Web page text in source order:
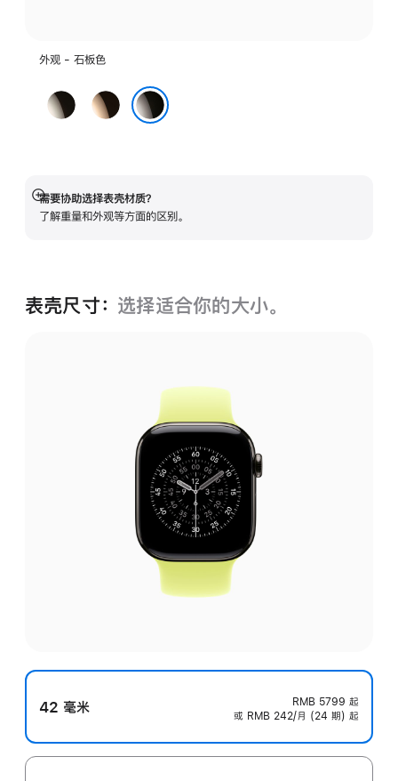
外观 - 石板色
原
色
金
色
需要协助选择表壳材质？
了解重量和外观等方面的区别。
展
开
表壳尺寸： 选择适合你的大小。
42 毫米 RMB 5799 起
或 RMB 242/月 (24 期) 起